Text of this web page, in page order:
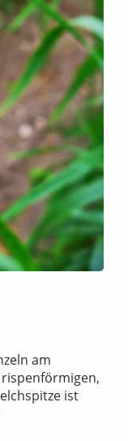
am
ist